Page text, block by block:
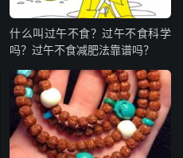
什么叫过午不食？过午不食科学
吗？过午不食减肥法靠谱吗？